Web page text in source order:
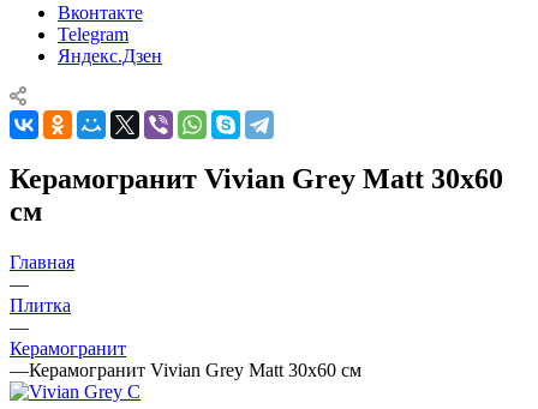
Вконтакте
Telegram
Яндекс.Дзен
Керамогранит Vivian Grey Matt 30x60
см
Главная
—
Плитка
—
Керамогранит
—Керамогранит Vivian Grey Matt 30x60 см